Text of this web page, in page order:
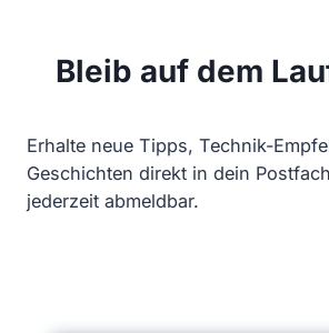
Bleib auf dem
Erhalte neue Tipps, Technik-
Geschichten direkt in dein
jederzeit abmeldbar.